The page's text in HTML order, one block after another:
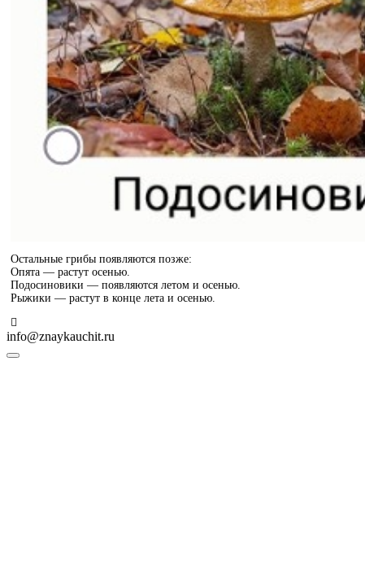
Остальные грибы появляются позже:
Опята — растут осенью.
Подосиновики — появляются летом и осенью.
Рыжики — растут в конце лета и осенью.
info@znaykauchit.ru